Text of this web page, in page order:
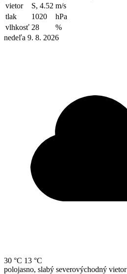
vietor
S, 4.52 m/s
tlak
1020
hPa
vlhkosť 28
%
nedeľa 9. 8. 2026
30 °C 13 °C
polojasno, slabý severovýchodný vietor